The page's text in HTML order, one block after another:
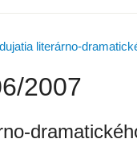
literárno-
2007